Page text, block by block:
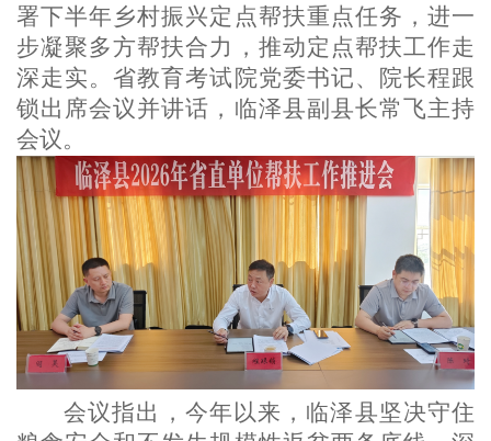
署下半年乡村振兴定点帮扶重点任务，进一
步凝聚多方帮扶合力，推动定点帮扶工作走
深走实。省教育考试院党委书记、院长程跟
锁出席会议并讲话，临泽县副县长常飞主持
会议。
会议指出，今年以来，临泽县坚决守住